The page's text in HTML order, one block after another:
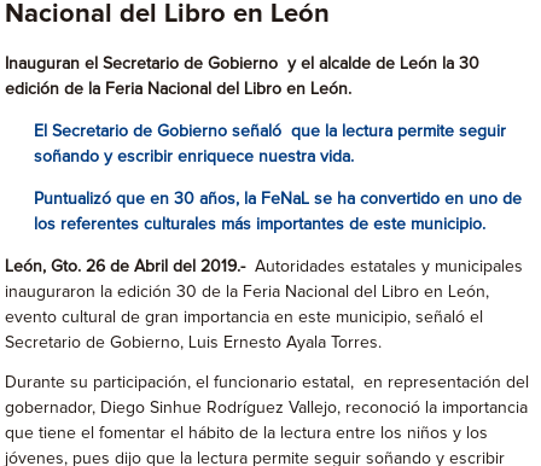
Nacional del Libro en León
Inauguran el Secretario de Gobierno y el alcalde de León la 30
edición de la Feria Nacional del Libro en León.
El Secretario de Gobierno señaló que la lectura permite seguir
soñando y escribir enriquece nuestra vida.
Puntualizó que en 30 años, la FeNaL se ha convertido en uno de
los referentes culturales más importantes deeste municipio.
León, Gto. 26 deAbril del 2019.-Autoridades estatales y municipales
inauguraron la edición 30 de la Feria Nacional del Libro en León,
evento cultural de gran importancia en este municipio, señaló el
Secretario de Gobierno, Luis Ernesto Ayala Torres.
Durante su participación, el funcionario estatal, en representación del
gobernador, Diego Sinhue Rodríguez Vallejo, reconoció la importancia
que tiene el fomentar el hábito de la lectura entre los niños y los
jóvenes, pues dijo que la lectura permite seguir soñando y escribir